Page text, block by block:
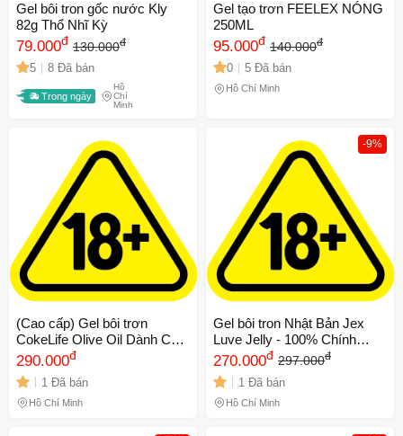
Gel bôi tron gốc nước Kly
82g Thổ Nhĩ Kỳ
79.000đ 130.000đ
5 8 Đã bán
Trong ngày
Hồ
Chí
Minh
Gel tạo trơn FEELEX NÓNG
250ML
95.000đ 140.000đ
0 5 Đã bán
Hồ Chí Minh
(Cao cấp) Gel bôi trơn
CokeLife Olive Oil Dành Cho
Massage Toàn Thân Chính
hãng
290.000đ
1 Đã bán
Hồ Chí Minh
-9%
Gel bôi tron Nhật Bản Jex
Luve Jelly - 100% Chính
Hãng 669179
270.000đ 297.000đ
1 Đã bán
Hồ Chí Minh